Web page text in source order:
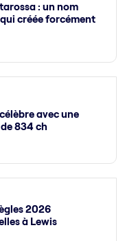
: un nom
créée forcément
avec une
834 ch
2026
à Lewis